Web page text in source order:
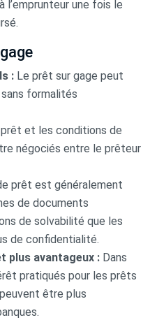
l’emprunteur une fois le
: Le prêt sur gage peut
formalités
et les conditions de
négociés entre le prêteur
prêt est généralement
de documents
de solvabilité que les
de confidentialité.
plus avantageux : Dans
pratiqués pour les prêts
être plus